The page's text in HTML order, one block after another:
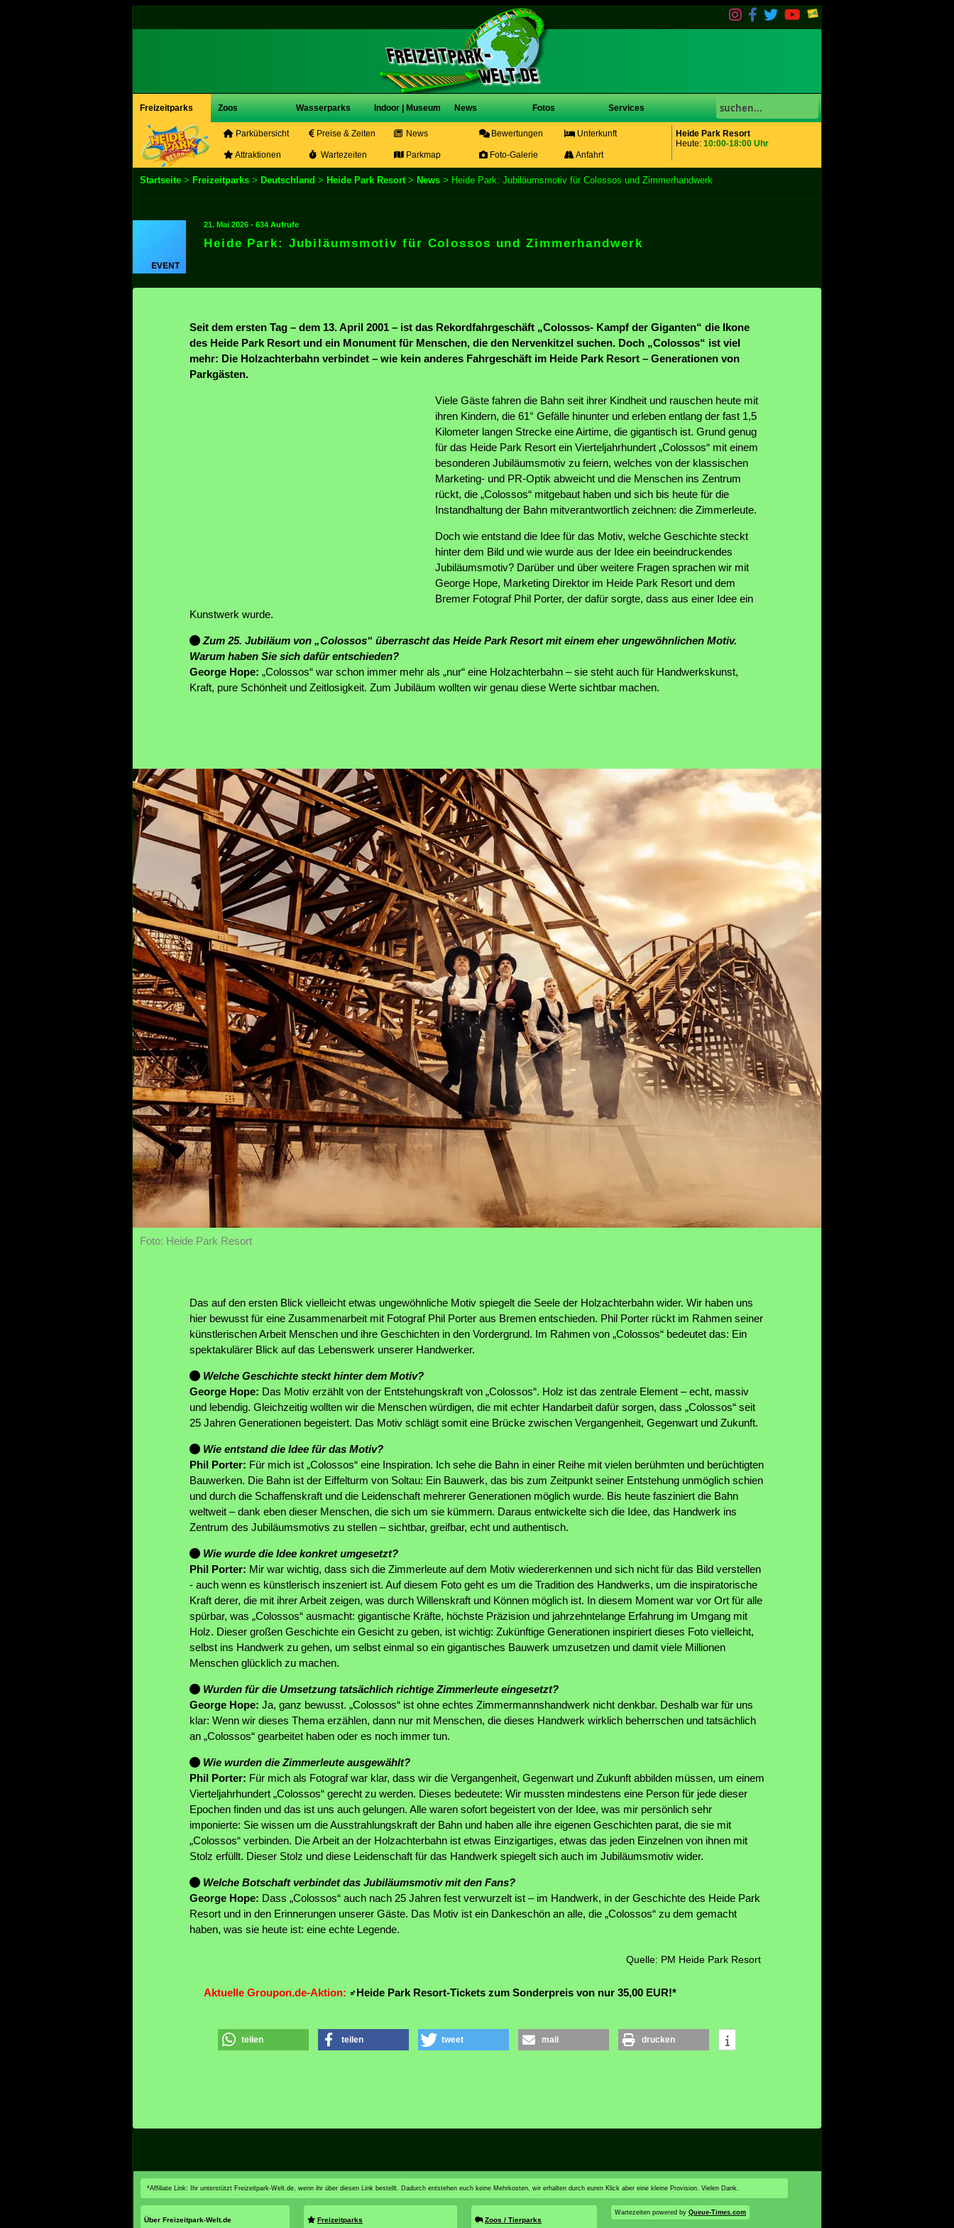
Freizeitparks Zoos Wasserparks Indoor | Museum News Fotos Services
Heide Park Resort
Heute: 10:00-18:00 Uhr
Parkübersicht Preise & Zeiten News Bewertungen Unterkunft
Attraktionen Wartezeiten Parkmap Foto-Galerie Anfahrt
Startseite > Freizeitparks > Deutschland > Heide Park Resort> News > Heide Park: Jubiläumsmotiv für Colossos und Zimmerhandwerk
21. Mai 2026 - 634 Aufrufe
Heide Park: Jubiläumsmotiv für Colossos und Zimmerhandwerk
Seit dem ersten Tag – dem 13. April 2001 – ist das Rekordfahrgeschäft „Colossos- Kampf der Giganten“ die Ikone
des Heide Park Resort und ein Monument für Menschen, die den Nervenkitzel suchen. Doch „Colossos“ ist viel
mehr: Die Holzachterbahn verbindet – wie kein anderes Fahrgeschäft im Heide Park Resort – Generationen von
Parkgästen.
Viele Gäste fahren die Bahn seit ihrer Kindheit und rauschen heute mit
ihren Kindern, die 61° Gefälle hinunter und erleben entlang der fast 1,5
Kilometer langen Strecke eine Airtime, die gigantisch ist. Grund genug
für das Heide Park Resort ein Vierteljahrhundert „Colossos“ mit einem
besonderen Jubiläumsmotiv zu feiern, welches von der klassischen
Marketing- und PR-Optik abweicht und die Menschen ins Zentrum
rückt, die „Colossos“ mitgebaut haben und sich bis heute für die
Instandhaltung der Bahn mitverantwortlich zeichnen: die Zimmerleute.
Doch wie entstand die Idee für das Motiv, welche Geschichte steckt
hinter dem Bild und wie wurde aus der Idee ein beeindruckendes
Jubiläumsmotiv? Darüber und über weitere Fragen sprachen wir mit
George Hope, Marketing Direktor im Heide Park Resort und dem
Bremer Fotograf Phil Porter, der dafür sorgte, dass aus einer Idee ein
Kunstwerk wurde.
Zum 25. Jubiläum von „Colossos“ überrascht das Heide Park Resort mit einem eher ungewöhnlichen Motiv.
Warum haben Sie sich dafür entschieden?
George Hope: „Colossos“ war schon immer mehr als „nur“ eine Holzachterbahn – sie steht auch für Handwerkskunst,
Kraft, pure Schönheit und Zeitlosigkeit. Zum Jubiläum wollten wir genau diese Werte sichtbar machen.
Foto: Heide Park Resort
Das auf den ersten Blick vielleicht etwas ungewöhnliche Motiv spiegelt die Seele der Holzachterbahn wider. Wir haben uns
hier bewusst für eine Zusammenarbeit mit Fotograf Phil Porter aus Bremen entschieden. Phil Porter rückt im Rahmen seiner
künstlerischen Arbeit Menschen und ihre Geschichten in den Vordergrund. Im Rahmen von „Colossos“ bedeutet das: Ein
spektakulärer Blick auf das Lebenswerk unserer Handwerker.
Welche Geschichte steckt hinter dem Motiv?
George Hope: Das Motiv erzählt von der Entstehungskraft von „Colossos“. Holz ist das zentrale Element – echt, massiv
und lebendig. Gleichzeitig wollten wir die Menschen würdigen, die mit echter Handarbeit dafür sorgen, dass „Colossos“ seit
25 Jahren Generationen begeistert. Das Motiv schlägt somit eine Brücke zwischen Vergangenheit, Gegenwart und Zukunft.
Wie entstand die Idee für das Motiv?
Phil Porter: Für mich ist „Colossos“ eine Inspiration. Ich sehe die Bahn in einer Reihe mit vielen berühmten und berüchtigten
Bauwerken. Die Bahn ist der Eiffelturm von Soltau: Ein Bauwerk, das bis zum Zeitpunkt seiner Entstehung unmöglich schien
und durch die Schaffenskraft und die Leidenschaft mehrerer Generationen möglich wurde. Bis heute fasziniert die Bahn
weltweit – dank eben dieser Menschen, die sich um sie kümmern. Daraus entwickelte sich die Idee, das Handwerk ins
Zentrum des Jubiläumsmotivs zu stellen – sichtbar, greifbar, echt und authentisch.
Wie wurde die Idee konkret umgesetzt?
Phil Porter: Mir war wichtig, dass sich die Zimmerleute auf dem Motiv wiedererkennen und sich nicht für das Bild verstellen
- auch wenn es künstlerisch inszeniert ist. Auf diesem Foto geht es um die Tradition des Handwerks, um die inspiratorische
Kraft derer, die mit ihrer Arbeit zeigen, was durch Willenskraft und Können möglich ist. In diesem Moment war vor Ort für alle
spürbar, was „Colossos“ ausmacht: gigantische Kräfte, höchste Präzision und jahrzehntelange Erfahrung im Umgang mit
Holz. Dieser großen Geschichte ein Gesicht zu geben, ist wichtig: Zukünftige Generationen inspiriert dieses Foto vielleicht,
selbst ins Handwerk zu gehen, um selbst einmal so ein gigantisches Bauwerk umzusetzen und damit viele Millionen
Menschen glücklich zu machen.
Wurden für die Umsetzung tatsächlich richtige Zimmerleute eingesetzt?
George Hope: Ja, ganz bewusst. „Colossos“ ist ohne echtes Zimmermannshandwerk nicht denkbar. Deshalb war für uns
klar: Wenn wir dieses Thema erzählen, dann nur mit Menschen, die dieses Handwerk wirklich beherrschen und tatsächlich
an „Colossos“ gearbeitet haben oder es noch immer tun.
Wie wurden die Zimmerleute ausgewählt?
Phil Porter: Für mich als Fotograf war klar, dass wir die Vergangenheit, Gegenwart und Zukunft abbilden müssen, um einem
Vierteljahrhundert „Colossos“ gerecht zu werden. Dieses bedeutete: Wir mussten mindestens eine Person für jede dieser
Epochen finden und das ist uns auch gelungen. Alle waren sofort begeistert von der Idee, was mir persönlich sehr
imponierte: Sie wissen um die Ausstrahlungskraft der Bahn und haben alle ihre eigenen Geschichten parat, die sie mit
„Colossos“ verbinden. Die Arbeit an der Holzachterbahn ist etwas Einzigartiges, etwas das jeden Einzelnen von ihnen mit
Stolz erfüllt. Dieser Stolz und diese Leidenschaft für das Handwerk spiegelt sich auch im Jubiläumsmotiv wider.
Welche Botschaft verbindet das Jubiläumsmotiv mit den Fans?
George Hope: Dass „Colossos“ auch nach 25 Jahren fest verwurzelt ist – im Handwerk, in der Geschichte des Heide Park
Resort und in den Erinnerungen unserer Gäste. Das Motiv ist ein Dankeschön an alle, die „Colossos“ zu dem gemacht
haben, was sie heute ist: eine echte Legende.
Quelle: PM Heide Park Resort
Aktuelle Groupon.de-Aktion: Heide Park Resort-Tickets zum Sonderpreis von nur 35,00 EUR!*
teilen teilen tweet mail drucken
*Affiliate Link: Ihr unterstützt Freizeitpark-Welt.de, wenn ihr über diesen Link bestellt. Dadurch entstehen euch keine Mehrkosten, wir erhalten durch euren Klick aber eine kleine Provision. Vielen Dank.
Über Freizeitpark-Welt.de Freizeitparks Zoos / Tierparks
Wartezeiten powered by Queue-Times.com